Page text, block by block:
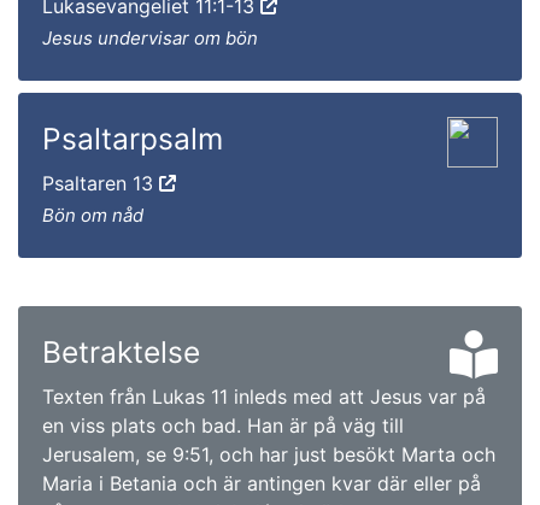
Lukasevangeliet 11:1-13
Jesus undervisar om bön
Psaltarpsalm
Psaltaren 13
Bön om nåd
Betraktelse
Texten från Lukas 11 inleds med att Jesus var på
en viss plats och bad. Han är på väg till
Jerusalem, se 9:51, och har just besökt Marta och
Maria i Betania och är antingen kvar där eller på